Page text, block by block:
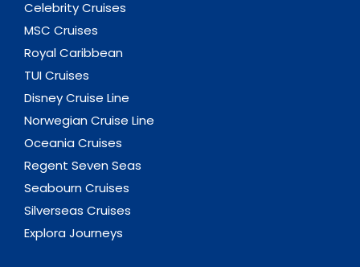
Celebrity Cruises
MSC Cruises
Royal Caribbean
TUI Cruises
Disney Cruise Line
Norwegian Cruise Line
Oceania Cruises
Regent Seven Seas
Seabourn Cruises
Silverseas Cruises
Explora Journeys